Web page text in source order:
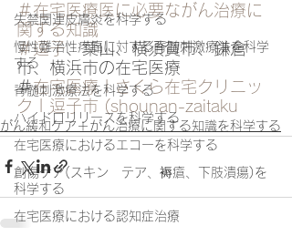
失禁関連皮膚炎を科学する
慢性難治性疼痛に対する脊髄刺激療法を科学
する
脊髄刺激療法を科学する
ハイドロリリースを科学する
在宅医療におけるエコーを科学する
創傷ケア(スキン テア、褥瘡、下肢潰瘍)を
科学する
在宅医療における認知症治療
＃在宅医療医に必要ながん治療に
関する知識
＃逗子、葉山、横須賀市、鎌倉
市、横浜市の在宅医療
＃在宅医療 | さくら在宅クリニッ
ク | 逗子市 (shounan-zaitaku
がん緩和ケア＋がん治療に関する知識を科学する